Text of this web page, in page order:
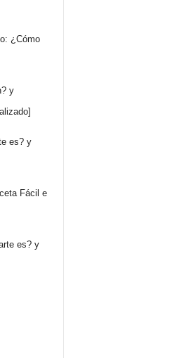
¿Cómo
y
es? y
Fácil e
es? y